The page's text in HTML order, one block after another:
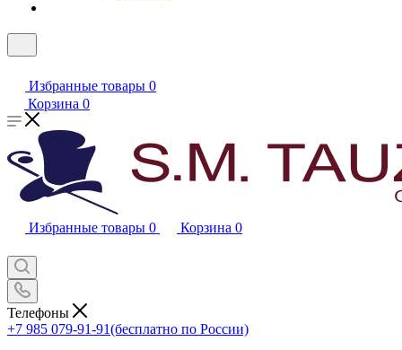
Избранные товары 0
Корзина 0
Избранные товары 0 Корзина 0
Телефоны
+7 985 079-91-91(бесплатно по России)